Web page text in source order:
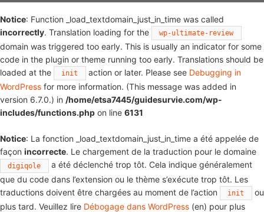
Notice: Function _load_textdomain_just_in_time was called
incorrectly. Translation loading for the wp-ultimate-review
domain was triggered too early. This is usually an indicator for some
code in the plugin or theme running too early. Translations should be
loaded at the
init action or later. Please see Debugging in
WordPress for more information. (This message was added in
version 6.7.0.) in /home/etsa7445/guidesurvie.com/wp-
includes/functions.php on line 6131
Notice: La fonction _load_textdomain_just_in_time a été appelée de
façon incorrecte. Le chargement de la traduction pour le domaine
digiqole
a été déclenché trop tôt. Cela indique généralement
que du code dans l’extension ou le thème s’exécute trop tôt. Les
traductions doivent être chargées au moment de l’action
init
ou
plus tard. Veuillez lire Débogage dans WordPress (en) pour plus